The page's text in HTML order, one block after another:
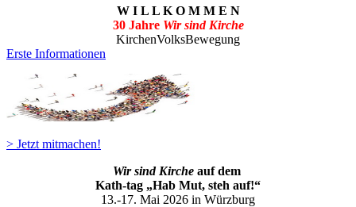
W I L L K O M M E N
30 Jahre Wir sind Kirche
KirchenVolksBewegung
Erste Informationen
> Jetzt mitmachen!
Wir sind Kirche auf dem
Kath-tag „Hab Mut, steh auf!“
13.-17. Mai 2026 in Würzburg